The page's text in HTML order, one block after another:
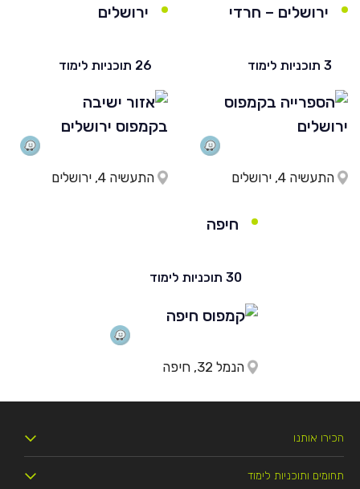
ירושלים – חרדי
3 תוכניות לימוד
התעשיה 4, ירושלים
ירושלים
26 תוכניות לימוד
התעשיה 4, ירושלים
חיפה
30 תוכניות לימוד
הנמל 32, חיפה
הכירו אותנו
מי אנחנו
תחומים ותוכניות לימוד